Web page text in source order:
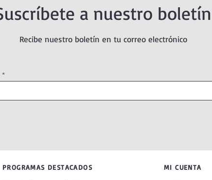
a nuestro boletín
Recibe nuestro boletín en tu correo electrónico
PROGRAMAS DESTACADOS MI CUENTA